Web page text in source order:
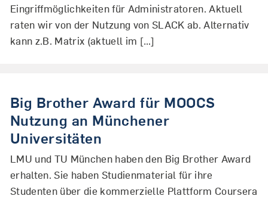
Eingriffmöglichkeiten für Administratoren. Aktuell
raten wir von der Nutzung von SLACK ab. Alternativ
kann z.B. Matrix (aktuell im […]
Big Brother Award für MOOCS
Nutzung an Münchener
Universitäten
LMU und TU München haben den Big Brother Award
erhalten. Sie haben Studienmaterial für ihre
Studenten über die kommerzielle Plattform Coursera